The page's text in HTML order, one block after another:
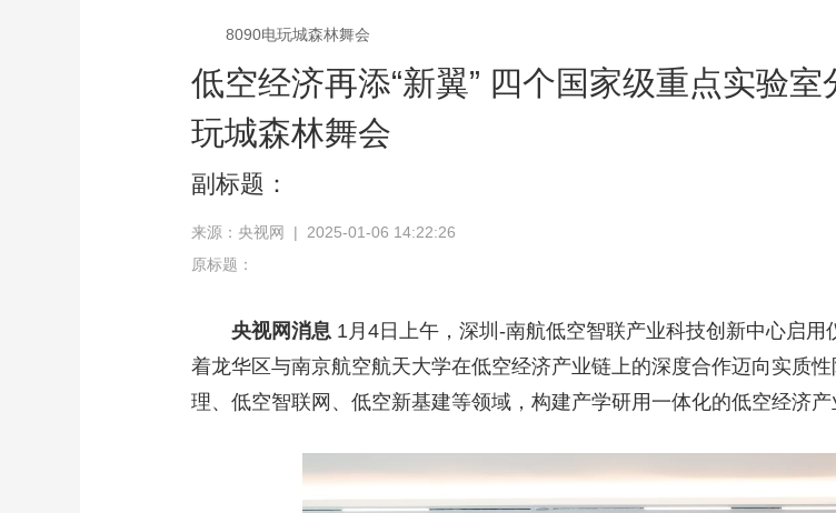
8090电玩城森林舞会
低空经济再添“新翼” 四个国家级重点实验
玩城森林舞会
副标题：
来源：央视网 | 2025-01-06 14:22:26
原标题：
央视网消息 1月4日上午，深圳-南航低空智联产业科技创新中心启
着龙华区与南京航空航天大学在低空经济产业链上的深度合作迈向实质
理、低空智联网、低空新基建等领域，构建产学研用一体化的低空经济产